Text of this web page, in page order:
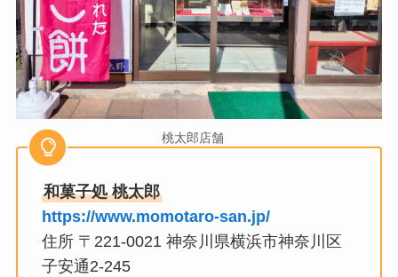
桃太郎店舗
和菓子処 桃太郎
https://www.momotaro-san.jp/
住所 〒221-0021 神奈川県横浜市神奈川区
子安通2-245